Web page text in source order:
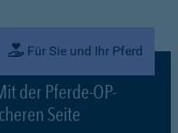
Für Sie und Ihr Pferd
der Pferde-OP-
Seite